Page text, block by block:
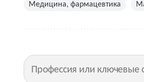
Медицина, фармацевтика